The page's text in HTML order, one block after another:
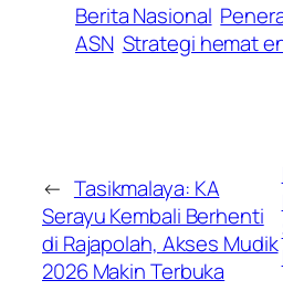
Berita Nasional
ASN Strategi hemat
← Tasikmalaya: KA
Serayu Kembali Berhenti
di Rajapolah, Akses Mudik
2026 Makin Terbuka